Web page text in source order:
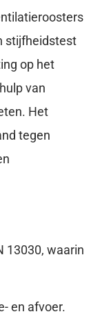
stijfheidstest
op het
van
Het
tegen
13030, waarin
en afvoer.